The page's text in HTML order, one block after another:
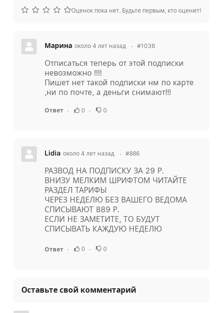
Оценок пока нет. Будьте первым, кто оценит!
Марина около 4 лет назад #1036
Отписаться теперь от этой подписки
невозможно !!!!
Пишет нет такой подписки нм по карте
,ни по почте, а деньги снимают!!!
Ответ 0 0
Lidia около 4 лет назад #886
РАЗВОД НА ПОДПИСКУ ЗА 29 Р.
ВНИЗУ МЕЛКИМ ШРИФТОМ ЧИТАЙТЕ
РАЗДЕЛ ТАРИФЫ
ЧЕРЕЗ НЕДЕЛЮ БЕЗ ВАШЕГО ВЕДОМА
СПИСЫВАЮТ 889 Р.
ЕСЛИ НЕ ЗАМЕТИТЕ, ТО БУДУТ
СПИСЫВАТЬ КАЖДУЮ НЕДЕЛЮ
Ответ 0 0
Оставьте свой комментарий